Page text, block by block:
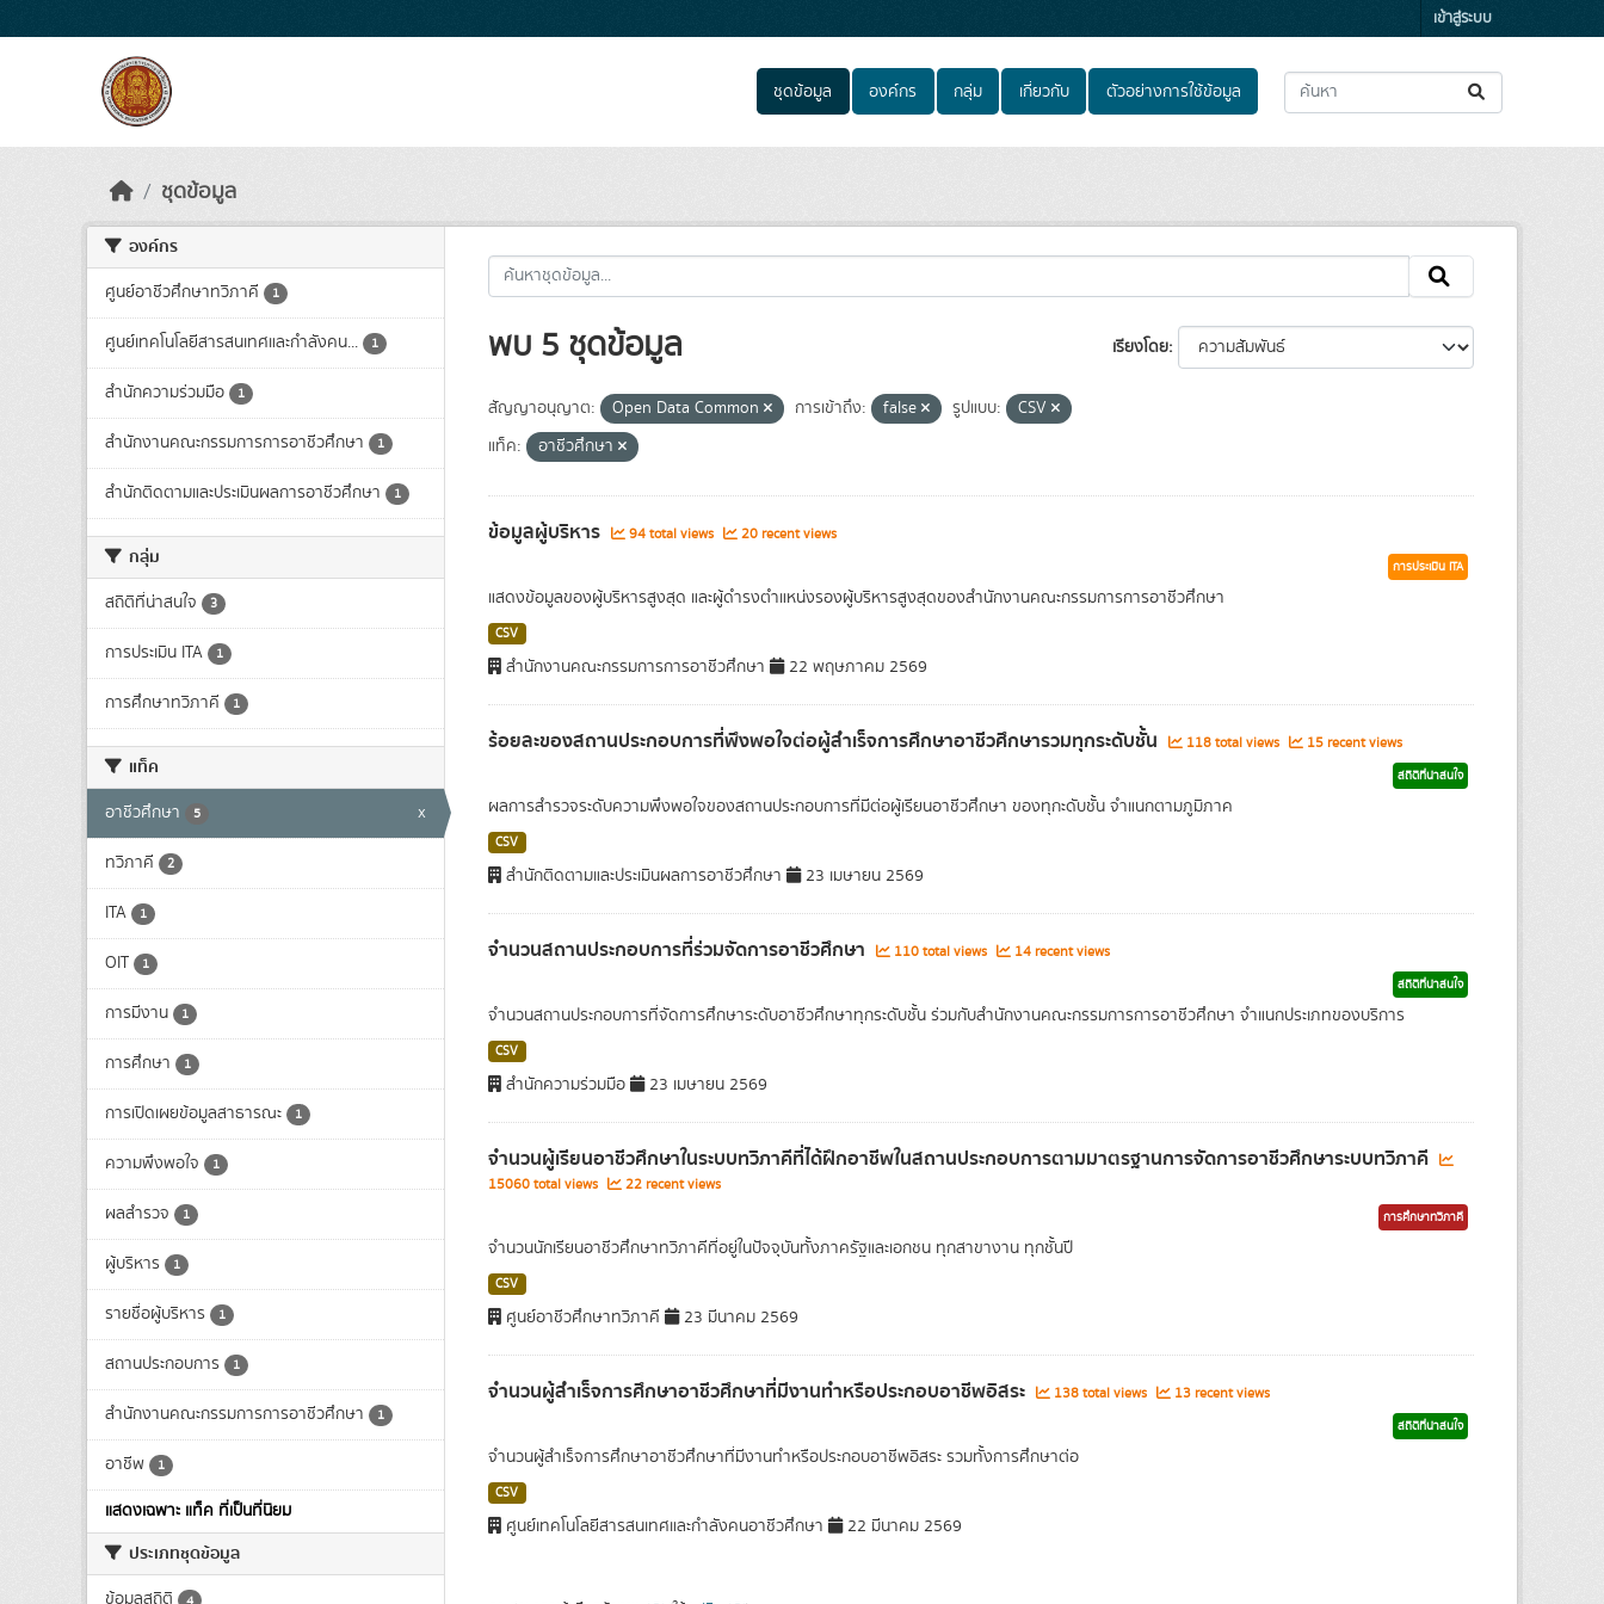
เข้าสู่ระบบ
ชุดข้อมูล องค์กร กลุ่ม เกี่ยวกับ ตัวอย่างการใช้ข้อมูล
ชุดข้อมูล
องค์กร
ศูนย์อาชีวศึกษาทวิภาคี 1
ศูนย์เทคโนโลยีสารสนเทศและกำลังคน... 1
สำนักความร่วมมือ 1
สำนักงานคณะกรรมการการอาชีวศึกษา 1
สำนักติดตามและประเมินผลการอาชีวศึกษา 1
กลุ่ม
สถิติที่น่าสนใจ 3
การประเมิน ITA 1
การศึกษาทวิภาคี 1
แท็ค
อาชีวศึกษา 5 x
ทวิภาคี 2
ITA 1
OIT 1
การมีงาน 1
การศึกษา 1
การเปิดเผยข้อมูลสาธารณะ 1
ความพึงพอใจ 1
ผลสำรวจ 1
ผู้บริหาร 1
รายชื่อผู้บริหาร 1
สถานประกอบการ 1
สำนักงานคณะกรรมการการอาชีวศึกษา 1
อาชีพ 1
แสดงเฉพาะ แท็ค ที่เป็นที่นิยม
ประเภทชุดข้อมูล
ข้อมูลสถิติ
เรียงโดย
พบ 5 ชุดข้อมูล
สัญญาอนุญาต: Open Data Common การเข้าถึง: false รูปแบบ:
CSV
แท็ค:
อาชีวศึกษา
ข้อมูลผู้บริหาร 94 total views 20 recent views
การประเมิน ITA
แสดงข้อมูลของผู้บริหารสูงสุด และผู้ดำรงตำแหน่งรองผู้บริหารสูงสุดของสำนักงานคณะกรรมการการอาชีวศึกษา
CSV
สำนักงานคณะกรรมการการอาชีวศึกษา 22 พฤษภาคม 2569
ร้อยละของสถานประกอบการที่พึงพอใจต่อผู้สำเร็จการศึกษาอาชีวศึกษารวมทุกระดับชั้น 118 total views 15 recent views
สถิติที่น่าสนใจ
ผลการสำรวจระดับความพึงพอใจของสถานประกอบการที่มีต่อผู้เรียนอาชีวศึกษา ของทุกะดับชั้น จำแนกตามภูมิภาค
CSV
สำนักติดตามและประเมินผลการอาชีวศึกษา 23 เมษายน 2569
จำนวนสถานประกอบการที่ร่วมจัดการอาชีวศึกษา 110 total views 14 recent views
สถิติที่น่าสนใจ
จำนวนสถานประกอบการที่จัดการศึกษาระดับอาชีวศึกษาทุกระดับชั้น ร่วมกับสำนักงานคณะกรรมการการอาชีวศึกษา จำแนกประเภทของบริการ
CSV
สำนักความร่วมมือ 23 เมษายน 2569
จำนวนผู้เรียนอาชีวศึกษาในระบบทวิภาคีที่ได้ฝึกอาชีพในสถานประกอบการตามมาตรฐานการจัดการอาชีวศึกษาระบบทวิภาคี
15060 total views 22 recent views
การศึกษาทวิภาคี
จำนวนนักเรียนอาชีวศึกษาทวิภาคีที่อยู่ในปัจจุบันทั้งภาครัฐและเอกชน ทุกสาขางาน ทุกชั้นปี
CSV
ศูนย์อาชีวศึกษาทวิภาคี 23 มีนาคม 2569
จำนวนผู้สำเร็จการศึกษาอาชีวศึกษาที่มีงานทำหรือประกอบอาชีพอิสระ 138 total views 13 recent views
สถิติที่น่าสนใจ
จำนวนผู้สำเร็จการศึกษาอาชีวศึกษาที่มีงานทำหรือประกอบอาชีพอิสระ รวมทั้งการศึกษาต่อ
CSV
ศูนย์เทคโนโลยีสารสนเทศและกำลังคนอาชีวศึกษา 22 มีนาคม 2569